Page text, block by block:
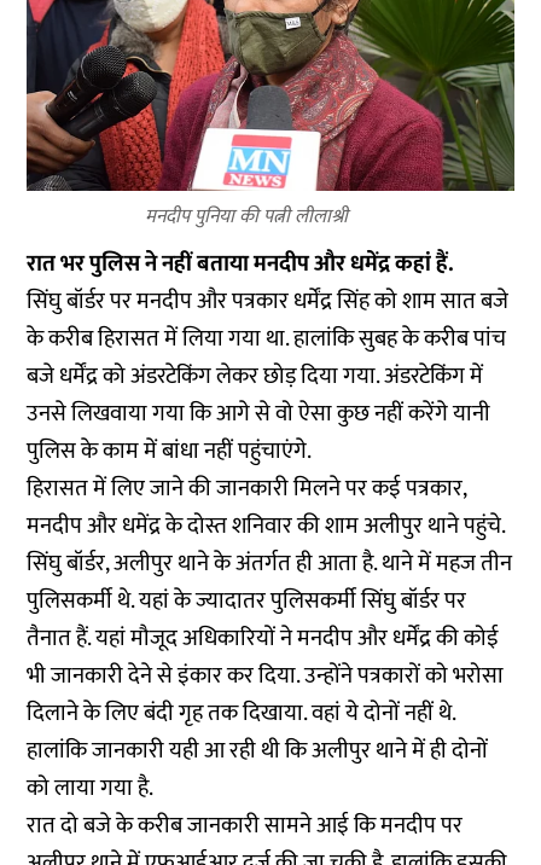
मनदीप पुनिया की पत्नी लीलाश्री
रात भर पुलिस ने नहीं बताया मनदीप और धमेंद्र कहां हैं.
सिंघु बॉर्डर पर मनदीप और पत्रकार धर्मेंद्र सिंह को शाम सात बजे
के करीब हिरासत में लिया गया था. हालांकि सुबह के करीब पांच
बजे धर्मेंद्र को अंडरटेकिंग लेकर छोड़ दिया गया. अंडरटेकिंग में
उनसे लिखवाया गया कि आगे से वो ऐसा कुछ नहीं करेंगे यानी
पुलिस के काम में बांधा नहीं पहुंचाएंगे.
हिरासत में लिए जाने की जानकारी मिलने पर कई पत्रकार,
मनदीप और धमेंद्र के दोस्त शनिवार की शाम अलीपुर थाने पहुंचे.
सिंघु बॉर्डर, अलीपुर थाने के अंतर्गत ही आता है. थाने में महज तीन
पुलिसकर्मी थे. यहां के ज्यादातर पुलिसकर्मी सिंघु बॉर्डर पर
तैनात हैं. यहां मौजूद अधिकारियों ने मनदीप और धर्मेंद्र की कोई
भी जानकारी देने से इंकार कर दिया. उन्होंने पत्रकारों को भरोसा
दिलाने के लिए बंदी गृह तक दिखाया. वहां ये दोनों नहीं थे.
हालांकि जानकारी यही आ रही थी कि अलीपुर थाने में ही दोनों
को लाया गया है.
रात दो बजे के करीब जानकारी सामने आई कि मनदीप पर